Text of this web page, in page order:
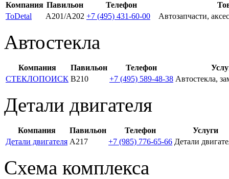
Компания Павильон Телефон
ToDetal
A201/А202 +7 (495) 431-60-00 Автозапчасти,
Автостекла
Компания Павильон Телефон
СТЕКЛОПОИСК В210 +7 (495) 589-48-38 Автостекла,
Детали двигателя
Компания Павильон Телефон
Услуги
Детали двигателя А217 +7 (985) 776-65-66 Детали
Схема комплекса